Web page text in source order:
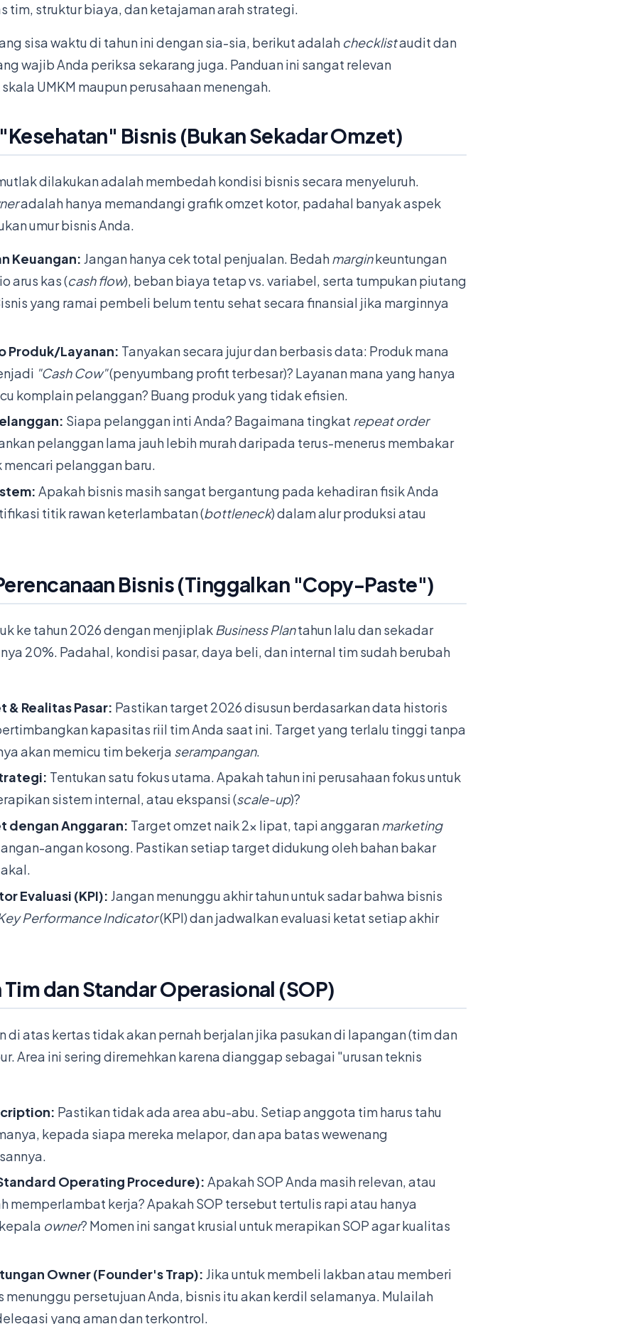
tim, struktur biaya, dan ketajaman arah strategi.
sisa waktu di tahun ini dengan sia-sia, berikut adalah checklistaudit dan
wajib Anda periksa sekarang juga. Panduan ini sangat relevan
UMKM maupun perusahaan menengah.
Bisnis (Bukan Sekadar Omzet)
dilakukan adalah membedah kondisi bisnis secara menyeluruh.
adalah hanya memandangi grafik omzet kotor, padahal banyak aspek
umur bisnis Anda.
Keuangan: Jangan hanya cek total penjualan. Bedahmarginkeuntungan
arus kas (cash flow), beban biaya tetap vs. variabel, serta tumpukan piutang
yang ramai pembeli belum tentu sehat secara finansial jika marginnya
Produk/Layanan: Tanyakan secara jujur dan berbasis data: Produk mana
"Cash Cow"(penyumbang profit terbesar)? Layanan mana yang hanya
komplain pelanggan? Buang produk yang tidak efisien.
Siapa pelanggan inti Anda? Bagaimana tingkat repeat order
pelanggan lama jauh lebih murah daripada terus-menerus membakar
mencari pelanggan baru.
Apakah bisnis masih sangat bergantung pada kehadiran fisik Anda
titik rawan keterlambatan (bottleneck) dalam alur produksi atau
Bisnis (Tinggalkan "Copy-Paste")
ke tahun 2026 dengan menjiplak Business Plantahun lalu dan sekadar
20%. Padahal, kondisi pasar, daya beli, dan internal tim sudah berubah
& Realitas Pasar: Pastikan target 2026 disusun berdasarkan data historis
kapasitas riil tim Anda saat ini. Target yang terlalu tinggi tanpa
akan memicu tim bekerja serampangan.
Tentukan satu fokus utama. Apakah tahun ini perusahaan fokus untuk
sistem internal, atau ekspansi (scale-up)?
dengan Anggaran: Target omzet naik 2x lipat, tapi anggaranmarketing
angan kosong. Pastikan setiap target didukung oleh bahan bakar
Evaluasi (KPI): Jangan menunggu akhir tahun untuk sadar bahwa bisnis
Performance Indicator(KPI) dan jadwalkan evaluasi ketat setiap akhir
dan Standar Operasional (SOP)
di atas kertas tidak akan pernah berjalan jika pasukan di lapangan (tim dan
Area ini sering diremehkan karena dianggap sebagai "urusan teknis
Pastikan tidak ada area abu-abu. Setiap anggota tim harus tahu
kepada siapa mereka melapor, dan apa batas wewenang
Operating Procedure): Apakah SOP Anda masih relevan, atau
memperlambat kerja? Apakah SOP tersebut tertulis rapi atau hanya
owner? Momen ini sangat krusial untuk merapikan SOP agar kualitas
Owner (Founder's Trap): Jika untuk membeli lakban atau memberi
menunggu persetujuan Anda, bisnis itu akan kerdil selamanya. Mulailah
yang aman dan terkontrol.